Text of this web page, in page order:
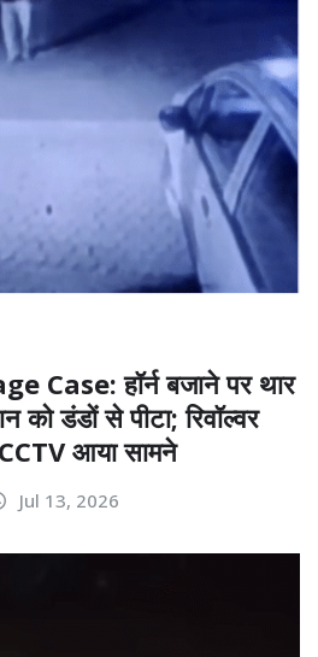
Case: हॉर्न बजाने पर थार
को डंडों से पीटा; रिवॉल्वर
आया सामने
Jul 13, 2026